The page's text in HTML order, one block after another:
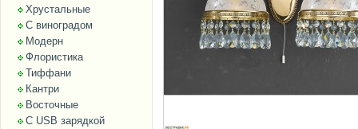
Хрустальные
С виноградом
Модерн
Флористика
Тиффани
Кантри
Восточные
С USB зарядкой